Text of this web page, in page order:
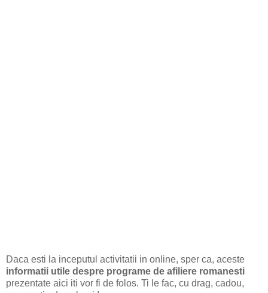
Daca esti la inceputul activitatii in online, sper ca, aceste
informatii utile despre programe de afiliere romanesti
prezentate aici iti vor fi de folos. Ti le fac, cu drag, cadou,